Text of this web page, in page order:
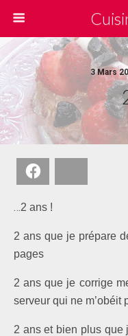
3 Mars
…2 ans !
2 ans que je prépare
pages
2 ans que je corrige
serveur qui ne m’obéit
2 ans et bien plus que